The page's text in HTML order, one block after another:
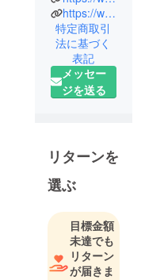
琲店『三瓶
珈琲（３PEI
COFFEE）
』と
『蜜やきい
もiimo（イイ
濱本信学で
す。
業をして約
２０年にな
ります。
https://www.instagram.com/mitsuyaki_iimo
特定商取引
法に基づく
表記
メッセー
ジを送る
リターンを
選ぶ
目標金額
未達でも
リターン
が届きま